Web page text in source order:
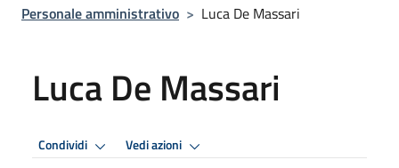
Personale amministrativo > Luca De Massari
Luca De Massari
Condividi Vedi azioni